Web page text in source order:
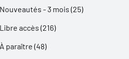
Nouveautés - 3 mois (25)
Libre accès (216)
À paraître (48)